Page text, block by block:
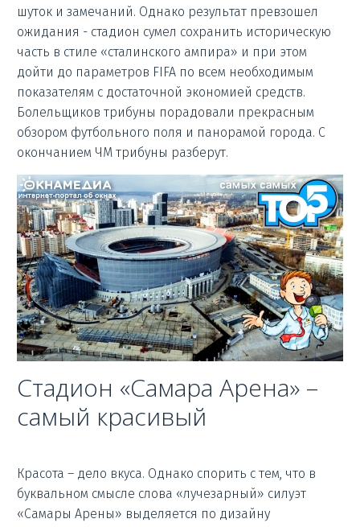
шуток и замечаний. Однако результат превзошел
ожидания - стадион сумел сохранить историческую
часть в стиле «сталинского ампира» и при этом
дойти до параметров FIFA по всем необходимым
показателям с достаточной экономией средств.
Болельщиков трибуны порадовали прекрасным
обзором футбольного поля и панорамой города. С
окончанием ЧМ трибуны разберут.
Стадион «Самара Арена» –
самый красивый
Красота – дело вкуса. Однако спорить с тем, что в
буквальном смысле слова «лучезарный» силуэт
«Самары Арены» выделяется по дизайну